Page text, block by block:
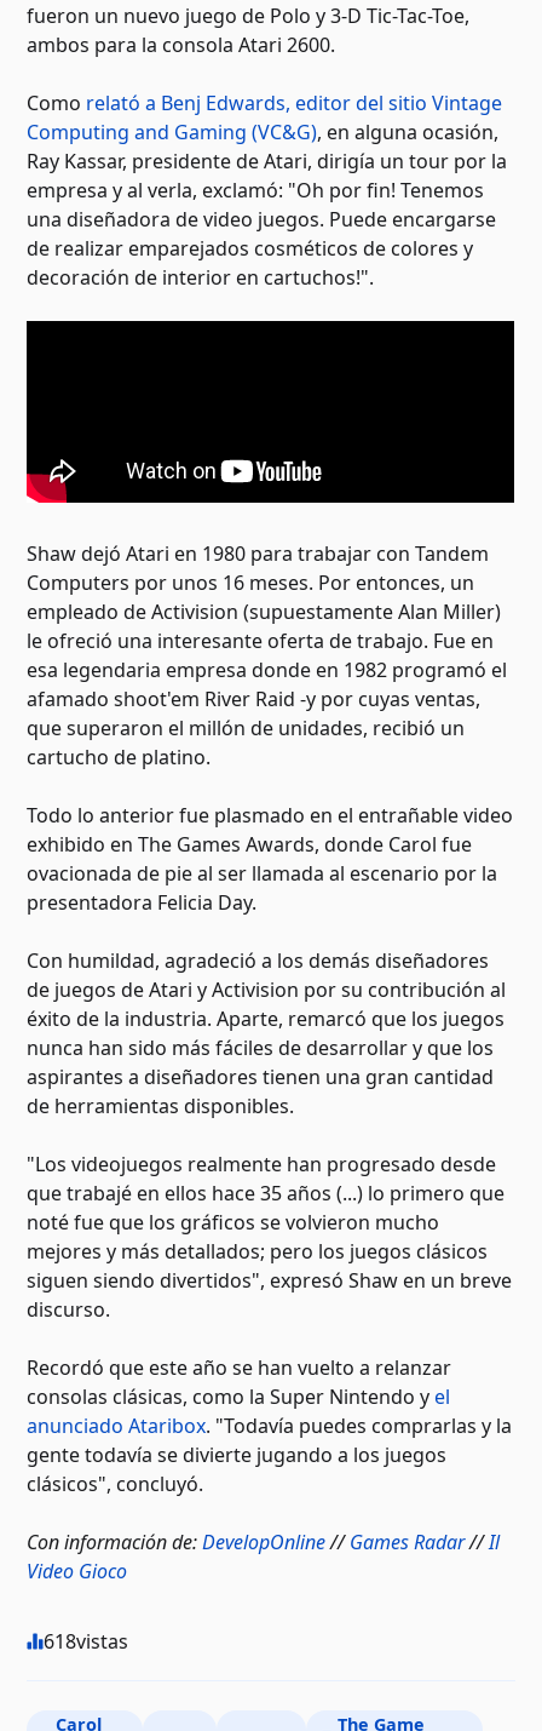
fueron un nuevo juego de Polo y 3-D Tic-Tac-Toe,
ambos para la consola Atari 2600.
Como relató a Benj Edwards, editor del sitio Vintage
Computing and Gaming (VC&G), en alguna ocasión,
Ray Kassar, presidente de Atari, dirigía un tour por la
empresa y al verla, exclamó: "Oh por fin! Tenemos
una diseñadora de video juegos. Puede encargarse
de realizar emparejados cosméticos de colores y
decoración de interior en cartuchos!".
Shaw dejó Atari en 1980 para trabajar con Tandem
Computers por unos 16 meses. Por entonces, un
empleado de Activision (supuestamente Alan Miller)
le ofreció una interesante oferta de trabajo. Fue en
esa legendaria empresa donde en 1982 programó el
afamado shoot'em River Raid -y por cuyas ventas,
que superaron el millón de unidades, recibió un
cartucho de platino.
Todo lo anterior fue plasmado en el entrañable video
exhibido en The Games Awards, donde Carol fue
ovacionada de pie al ser llamada al escenario por la
presentadora Felicia Day.
Con humildad, agradeció a los demás diseñadores
de juegos de Atari y Activision por su contribución al
éxito de la industria. Aparte, remarcó que los juegos
nunca han sido más fáciles de desarrollar y que los
aspirantes a diseñadores tienen una gran cantidad
de herramientas disponibles.
"Los videojuegos realmente han progresado desde
que trabajé en ellos hace 35 años (...) lo primero que
noté fue que los gráficos se volvieron mucho
mejores y más detallados; pero los juegos clásicos
siguen siendo divertidos", expresó Shaw en un breve
discurso.
Recordó que este año se han vuelto a relanzar
consolas clásicas, como la Super Nintendo yel
anunciado Ataribox. "Todavía puedes comprarlas y la
gente todavía se divierte jugando a los juegos
clásicos", concluyó.
Con información de:DevelopOnline//Games Radar//Il
Video Gioco
618vistas
Carol
The Game